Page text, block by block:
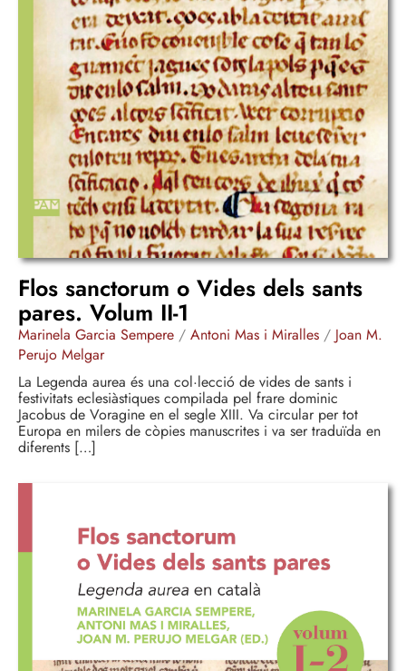
Flos sanctorum o Vides dels sants
pares. Volum II-1
Marinela Garcia Sempere / Antoni Mas i Miralles / Joan M.
Perujo Melgar
La Legenda aurea és una col·lecció de vides de sants i
festivitats eclesiàstiques compilada pel frare dominic
Jacobus de Voragine en el segle XIII. Va circular per tot
Europa en milers de còpies manuscrites i va ser traduïda en
diferents […]